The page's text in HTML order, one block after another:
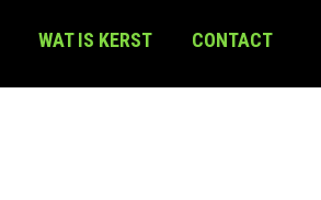
WAT IS KERST CONTACT